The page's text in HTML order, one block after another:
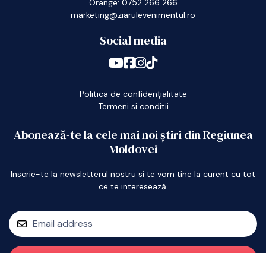
Orange: 0752 266 266
marketing@ziarulevenimentul.ro
Social media
Politica de confidențialitate
Termeni si conditii
Abonează-te la cele mai noi știri din Regiunea
Moldovei
Inscrie-te la newsletterul nostru si te vom tine la curent cu tot
ce te interesează.